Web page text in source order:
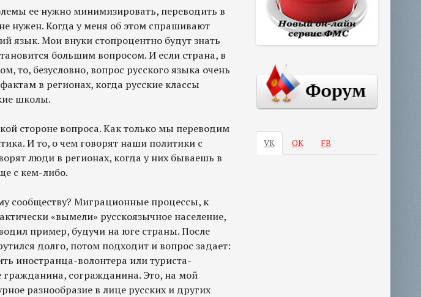
ее нужно минимизировать, переводить в
нужен. Когда у меня об этом спрашивают
язык. Мои внуки стопроцентно будут знать
большим вопросом. И если страна, в
то, безусловно, вопрос русского языка очень
в регионах, когда русские классы
школы.
стороне вопроса. Как только мы переводим
И то, о чем говорят наши политики с
люди в регионах, когда у них бываешь в
с кем-либо.
сообществу? Миграционные процессы, к
«вымели» русскоязычное население,
пример, будучи на юге страны. После
долго, потом подходит и вопрос задает:
иностранца-волонтера или туриста-
гражданина, согражданина. Это, на мой
разнообразие в лице русских и других
VK ОК FB